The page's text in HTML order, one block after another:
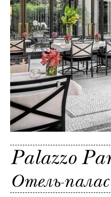
Palazzo
Отель-